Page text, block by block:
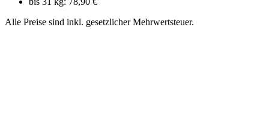
Alle Preise sind inkl. gesetzlicher Mehrwertsteuer.